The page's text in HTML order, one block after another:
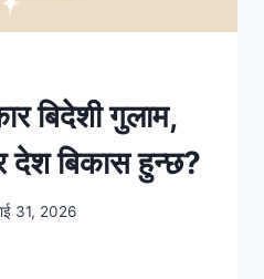
बिदेशी गुलाम,
देश बिकास हुन्छ?
31, 2026